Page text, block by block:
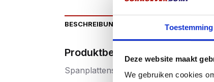
Toestemming
Deze website maakt
We gebruiken cookies
BESCHREIBUNG ZUSÄTZLICHE
Produktbeschriftung
Spanplattenschrauben aus Edelstahl